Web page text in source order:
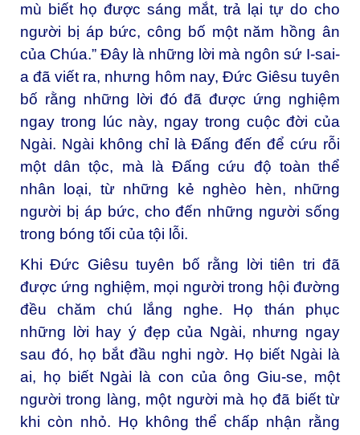
mù biết họ được sáng mắt, trả lại tự do cho
người bị áp bức, công bố một năm hồng ân
của Chúa.” Đây là những lời mà ngôn sứ I-sai-
a đã viết ra, nhưng hôm nay, Đức Giêsu tuyên
bố rằng những lời đó đã được ứng nghiệm
ngay trong lúc này, ngay trong cuộc đời của
Ngài. Ngài không chỉ là Đấng đến để cứu rỗi
một dân tộc, mà là Đấng cứu độ toàn thể
nhân loại, từ những kẻ nghèo hèn, những
người bị áp bức, cho đến những người sống
trong bóng tối của tội lỗi.
Khi Đức Giêsu tuyên bố rằng lời tiên tri đã
được ứng nghiệm, mọi người trong hội đường
đều chăm chú lắng nghe. Họ thán phục
những lời hay ý đẹp của Ngài, nhưng ngay
sau đó, họ bắt đầu nghi ngờ. Họ biết Ngài là
ai, họ biết Ngài là con của ông Giu-se, một
người trong làng, một người mà họ đã biết từ
khi còn nhỏ. Họ không thể chấp nhận rằng